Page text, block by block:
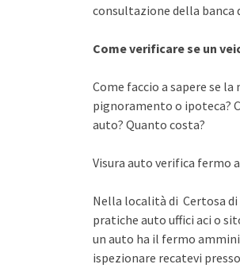
consultazione della banca
Come verificare se un
Come faccio a sapere se
pignoramento o ipoteca?
auto? Quanto costa?
Visura auto verifica fermo
Nella località di Certosa
pratiche auto uffici aci o
un auto ha il fermo
ispezionare recatevi